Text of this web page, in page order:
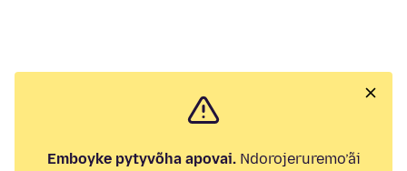
Emboyke pytyvõha apovai.Ndorojeruremo’ãi